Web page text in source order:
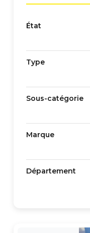
État
Type
Sous-catégorie
Marque
Département